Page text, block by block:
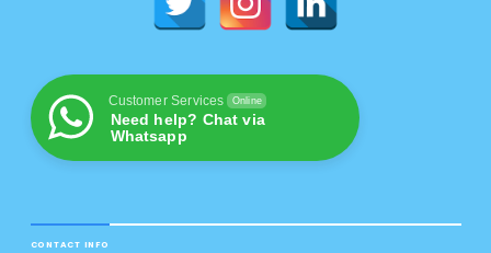
Customer Services Online
Need help? Chat via
Whatsapp
CONTACT INFO